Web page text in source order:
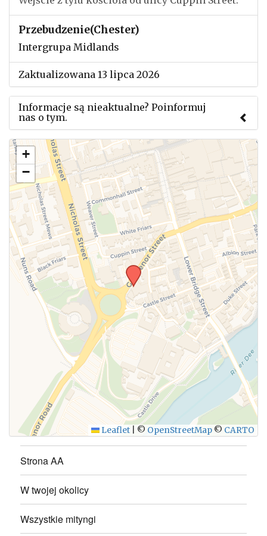
Przebudzenie(Chester)
Intergrupa Midlands
Zaktualizowana 13 lipca 2026
Informacje są nieaktualne? Poinformuj
nas o tym.
Użyj tego formularza aby przesłać informację o
zmianach w powyższym mityngu.
WYŚLIJ
+
−
Leaflet © OpenStreetMap © CARTO
Strona AA
W twojej okolicy
Wszystkie mityngi